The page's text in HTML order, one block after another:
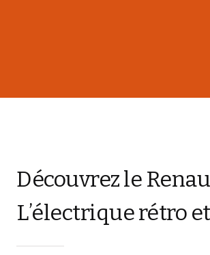
Découvrez le
L’électrique rétro